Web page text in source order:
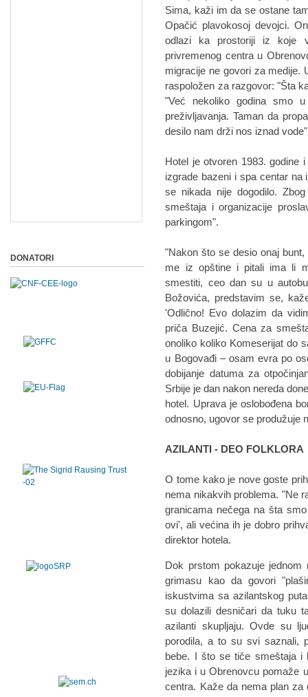
Sima, kaži im da se ostane
Opačić plavokosoj devojci.
odlazi ka prostoriji iz koje
privremenog centra u
migracije ne govori za medije.
raspoložen za razgovor: "Šta
"Već nekoliko godina smo
preživljavanja. Taman da
desilo nam drži nos iznad
Hotel je otvoren 1983. godine
izgrade bazeni i spa centar na
se nikada nije dogodilo.
smeštaja i organizacije
parkingom".
"Nakon što se desio onaj
me iz opštine i pitali ima li
smestiti, ceo dan su u
Božovića, predstavim se,
'Odlično! Evo dolazim da
priča Buzejić. Cena za
onoliko koliko Komeserijat do
u Bogovađi – osam evra po
dobijanje datuma za
Srbije je dan nakon nereda
hotel. Uprava je oslobođena
odnosno, ugovor se produžuje
AZILANTI - DEO FOLKLORA
O tome kako je nove goste
nema nikakvih problema. "Ne
granicama nečega na šta
ovi', ali većina ih je dobro
direktor hotela.
Dok prstom pokazuje
grimasu kao da govori
iskustvima sa azilantskog
su dolazili desničari da tuku
azilanti skupljaju. Ovde su
porodila, a to su svi saznali,
bebe. I što se tiče smeštaja i
jezika i u Obrenovcu pomaže
centra. Kaže da nema plan za
DONATORI